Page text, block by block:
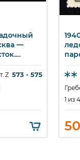
—
Z 573 - 575
1 из